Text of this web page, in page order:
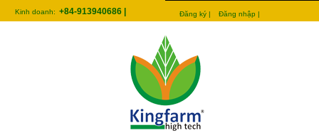
Kinh doanh: +84-913940686 | Đăng ký | Đăng nhập |